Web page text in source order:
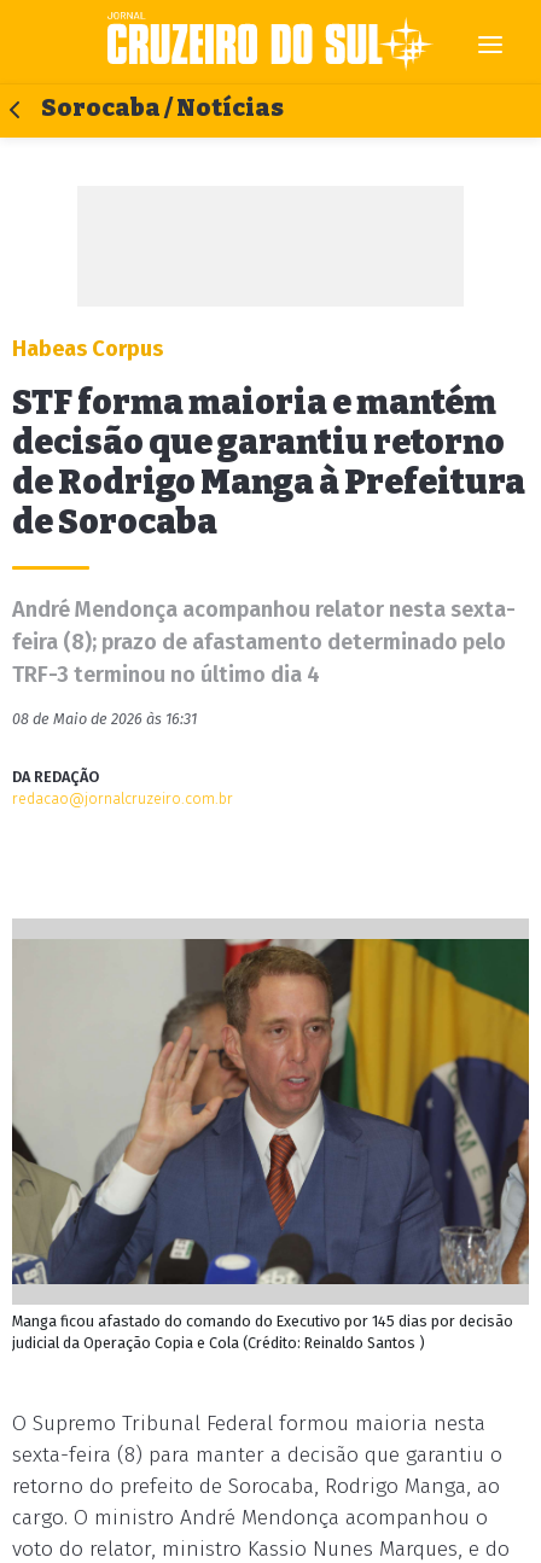
Sorocaba / Notícias
Habeas Corpus
STF forma maioria e mantém
decisão que garantiu retorno
de Rodrigo Manga à Prefeitura
de Sorocaba
André Mendonça acompanhou relator nesta sexta-
feira (8); prazo de afastamento determinado pelo
TRF-3 terminou no último dia 4
08 de Maio de 2026 às 16:31
DA REDAÇÃO
redacao@jornalcruzeiro.com.br
Manga ficou afastado do comando do Executivo por 145 dias por decisão
judicial da Operação Copia e Cola (Crédito: Reinaldo Santos )
O Supremo Tribunal Federal formou maioria nesta
sexta-feira (8) para manter a decisão que garantiu o
retorno do prefeito de Sorocaba, Rodrigo Manga, ao
cargo. O ministro André Mendonça acompanhou o
voto do relator, ministro Kassio Nunes Marques, e do